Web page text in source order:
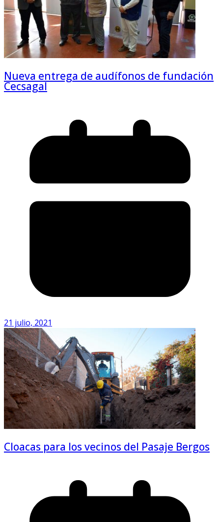
Nueva entrega de audífonos de fundación
Cecsagal
21 julio, 2021
Cloacas para los vecinos del Pasaje Bergos